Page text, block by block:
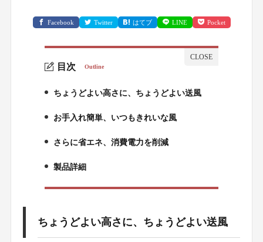
Facebook Twitter はてブ LINE Pocket
目次 Outline
ちょうどよい高さに、ちょうどよい送風
2.
お手入れ簡単、いつもきれいな風
3.
さらに省エネ、消費電力を削減
4.
製品詳細
ちょうどよい高さに、ちょうどよい送風